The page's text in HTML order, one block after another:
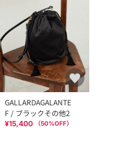
GALLARDAGALANTE
F / ブラックその他2
¥15,400 （50%OFF）